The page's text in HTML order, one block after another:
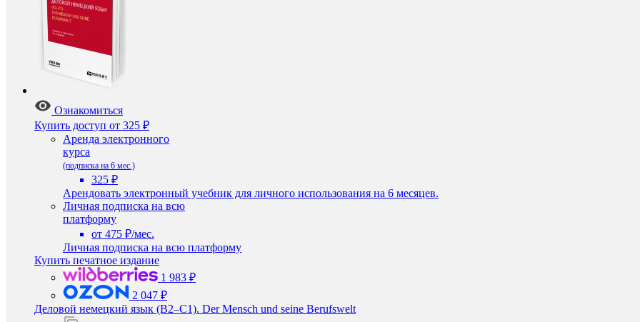
Ознакомиться
Купить доступ от 325 ₽
Аренда электронного
курса
(подписка на 6 мес.)
325 ₽
Арендовать электронный учебник для личного использования на 6 месяцев.
Личная подписка на всю
платформу
от 475 ₽/мес.
Личная подписка на всю платформу
Купить печатное издание
1 983 ₽
2 047 ₽
Деловой немецкий язык (B2–C1). Der Mensch und seine Berufswelt